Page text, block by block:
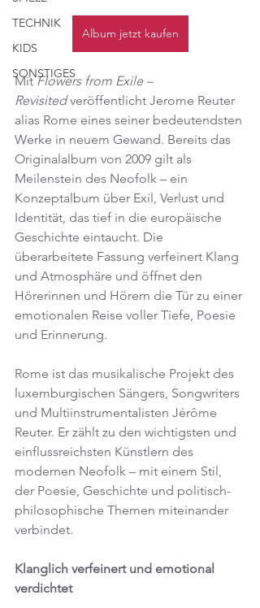
TECHNIK
KIDS
SONSTIGES
Album jetzt kaufen
Mit Flowers from Exile –
Revisited veröffentlicht Jerome Reuter
alias Rome eines seiner bedeutendsten
Werke in neuem Gewand. Bereits das
Originalalbum von 2009 gilt als
Meilenstein des Neofolk – ein
Konzeptalbum über Exil, Verlust und
Identität, das tief in die europäische
Geschichte eintaucht. Die
überarbeitete Fassung verfeinert Klang
und Atmosphäre und öffnet den
Hörerinnen und Hörern die Tür zu einer
emotionalen Reise voller Tiefe, Poesie
und Erinnerung.
Rome ist das musikalische Projekt des
luxemburgischen Sängers, Songwriters
und Multiinstrumentalisten Jérôme
Reuter. Er zählt zu den wichtigsten und
einflussreichsten Künstlern des
modernen Neofolk – mit einem Stil,
der Poesie, Geschichte und politisch-
philosophische Themen miteinander
verbindet.
Klanglich verfeinert und emotional
verdichtet